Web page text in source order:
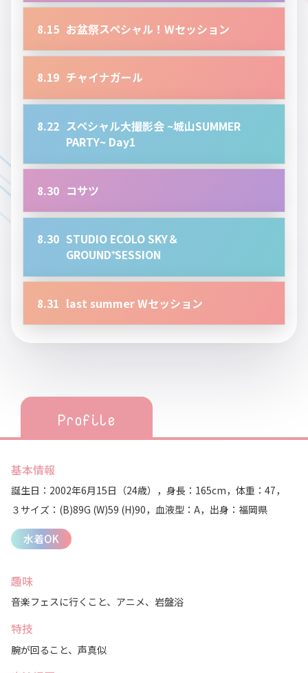
8.15 お盆祭スペシャル！Wセッション
8.19 チャイナガール
8.22 スペシャル大撮影会 ~城山SUMMER
PARTY~ Day1
8.30 コサツ
8.30 STUDIO ECOLO SKY＆
GROUND⁺SESSION
8.31 last summer Wセッション
Profile
基本情報
誕生日：2002年6月15日（24歳）， 身長：165cm， 体重：47，
３サイズ：(B)89G (W)59 (H)90， 血液型：A， 出身：福岡県
水着OK
趣味
音楽フェスに行くこと、アニメ、岩盤浴
特技
腕が回ること、声真似